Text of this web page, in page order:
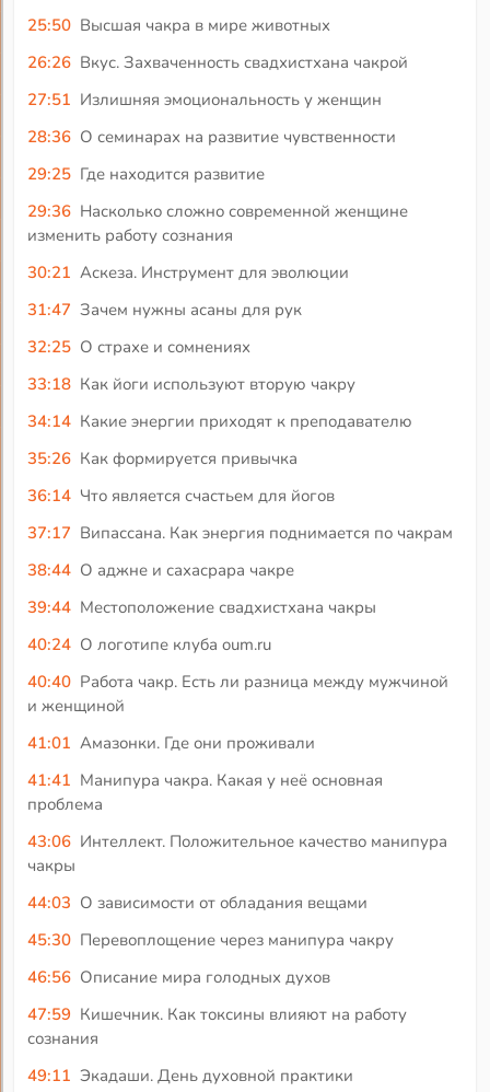
25:50 Высшая чакра в мире животных
26:26 Вкус. Захваченность свадхистхана чакрой
27:51 Излишняя эмоциональность у женщин
28:36 О семинарах на развитие чувственности
29:25 Где находится развитие
29:36 Насколько сложно современной женщине
изменить работу сознания
30:21 Аскеза. Инструмент для эволюции
31:47 Зачем нужны асаны для рук
32:25 О страхе и сомнениях
33:18 Как йоги используют вторую чакру
34:14 Какие энергии приходят к преподавателю
35:26 Как формируется привычка
36:14 Что является счастьем для йогов
37:17 Випассана. Как энергия поднимается по чакрам
38:44 О аджне и сахасрара чакре
39:44 Местоположение свадхистхана чакры
40:24 О логотипе клуба oum.ru
40:40 Работа чакр. Есть ли разница между мужчиной
и женщиной
41:01 Амазонки. Где они проживали
41:41 Манипура чакра. Какая у неё основная
проблема
43:06 Интеллект. Положительное качество манипура
чакры
44:03 О зависимости от обладания вещами
45:30 Перевоплощение через манипура чакру
46:56 Описание мира голодных духов
47:59 Кишечник. Как токсины влияют на работу
сознания
49:11 Экадаши. День духовной практики